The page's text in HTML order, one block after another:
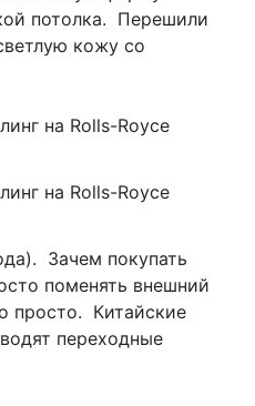
потолка. Перешили
кожу со
на Rolls-Royce
на Rolls-Royce
Зачем покупать
поменять внешний
просто. Китайские
переходные